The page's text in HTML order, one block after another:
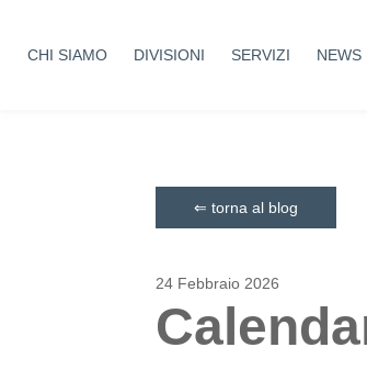
CHI SIAMO DIVISIONI
Costruire Sicuri
SERVIZI
Formazione
Ambiente
Certificazioni
NEWS
⇐ torna al blog
24 Febbraio 2026